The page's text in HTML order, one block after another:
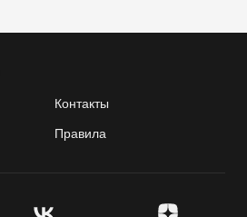
Контакты
Правила